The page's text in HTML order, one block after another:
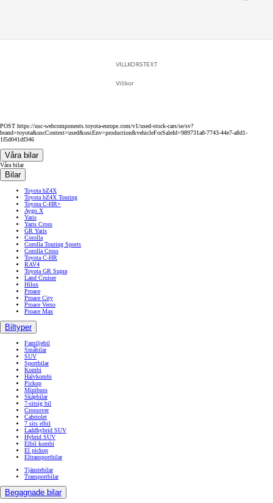
VILLKORSTEXT
Villkor
POST https://usc-webcomponents.toyota-europe.com/v1/used-stock-cars/se/sv?
brand=toyota&uscContext=used&uscEnv=production&vehicleForSaleId=989731a8-7743-44e7-a8d1-
1f5d041df346
Våra bilar
Våra bilar
Bilar
Toyota bZ4X
Toyota bZ4X Touring
Toyota C-HR+
Aygo X
Yaris
Yaris Cross
GR Yaris
Corolla
Corolla Touring Sports
Corolla Cross
Toyota C-HR
RAV4
Toyota GR Supra
Land Cruiser
Hilux
Proace
Proace City
Proace Verso
Proace Max
Biltyper
Familjebil
Småbilar
SUV
Sportbilar
Kombi
Halvkombi
Pickup
Minibuss
Skåpbilar
7-sitsig bil
Crossover
Cabriolet
7 sits elbil
Laddhybrid SUV
Hybrid SUV
Elbil kombi
El pickup
Eltransportbilar
Tjänstebilar
Transportbilar
Begagnade bilar